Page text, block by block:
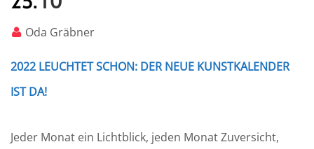
Oda Gräbner
2022 LEUCHTET SCHON: DER NEUE KUNSTKALENDER
IST DA!
Jeder Monat ein Lichtblick, jeden Monat Zuversicht,